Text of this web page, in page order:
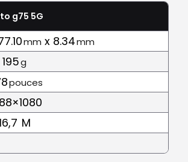
g75 5G
mm x 8.34mm
195g
pouces
M